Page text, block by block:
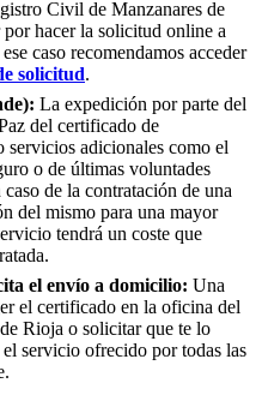
Civil de Manzanares de
hacer la solicitud online a
caso recomendamos acceder
solicitud.
La expedición por parte del
del certificado de
servicios adicionales como el
o de últimas voluntades
de la contratación de una
del mismo para una mayor
tendrá un coste que
el envío a domicilio: Una
el certificado en la oficina del
Rioja o solicitar que te lo
servicio ofrecido por todas las